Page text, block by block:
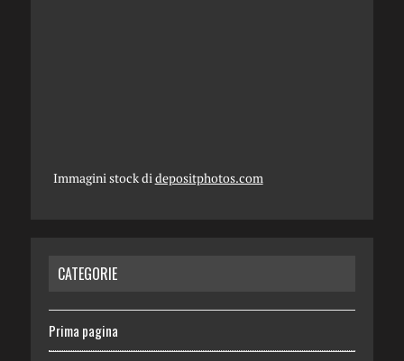
Immagini stock didepositphotos.com
CATEGORIE
Prima pagina